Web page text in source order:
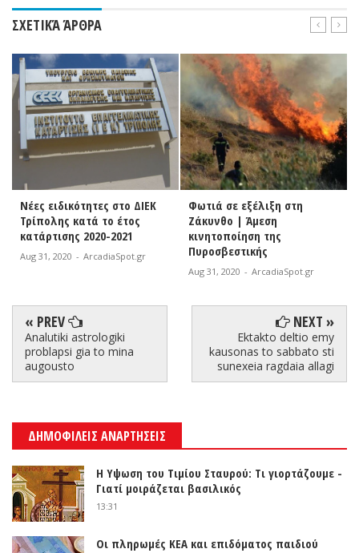
ΣΧΕΤΙΚΆ ΆΡΘΡΑ
Φωτιά σε εξέλιξη στη
Ζάκυνθο | Άμεση
κινητοποίηση της
Πυροσβεστικής
ΔΗ.Κ.Ε.Γ. | Χορήγηση
υποτροφιών του ΕΑΠ στους
κοινωνικά ασθενέστερους
Aug 31, 2020 - ArcadiaSpot.gr
« PREV
Analutiki astrologiki
problapsi gia to mina
augousto
NEXT »
Ektakto deltio emy
kausonas to sabbato sti
sunexeia ragdaia allagi
ΔΗΜΟΦΙΛΕΙΣ ΑΝΑΡΤΗΣΕΙΣ
Η Υψωση του Τιμίου Σταυρού: Τι γιορτάζουμε -
Γιατί μοιράζεται βασιλικός
13:31
Οι πληρωμές ΚΕΑ και επιδόματος παιδιού